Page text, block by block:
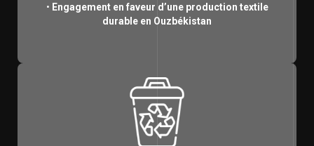
• Engagement en faveur d’une production textile
durable en Ouzbékistan